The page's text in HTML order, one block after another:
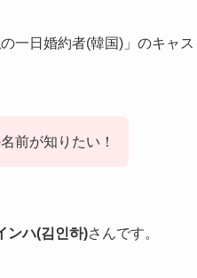
一日婚約者(韓国)」のキャ
前が知りたい！
ンハ(김인하)さんです。